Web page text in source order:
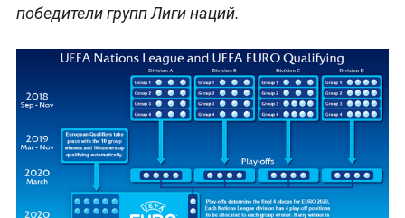
победители групп Лиги наций.